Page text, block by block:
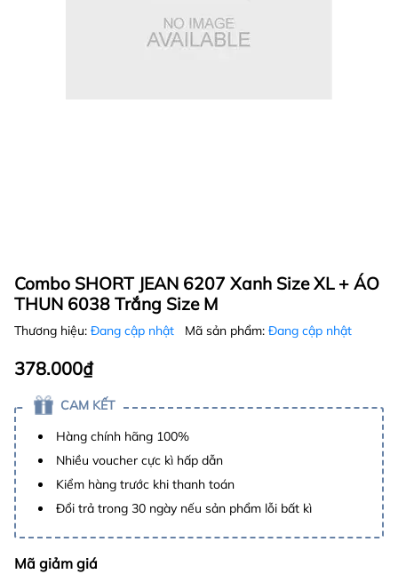
Combo SHORT JEAN 6207 Xanh Size XL + ÁO
THUN 6038 Trắng Size M
Thương hiệu: Đang cập nhật Mã sản phẩm: Đang cập nhật
378.000₫
CAM KẾT
Hàng chính hãng 100%
Nhiều voucher cực kì hấp dẫn
Kiểm hàng trước khi thanh toán
Đổi trả trong 30 ngày nếu sản phẩm lỗi bất kì
Mã giảm giá